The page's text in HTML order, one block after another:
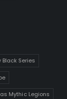
Series
Mythic Legions